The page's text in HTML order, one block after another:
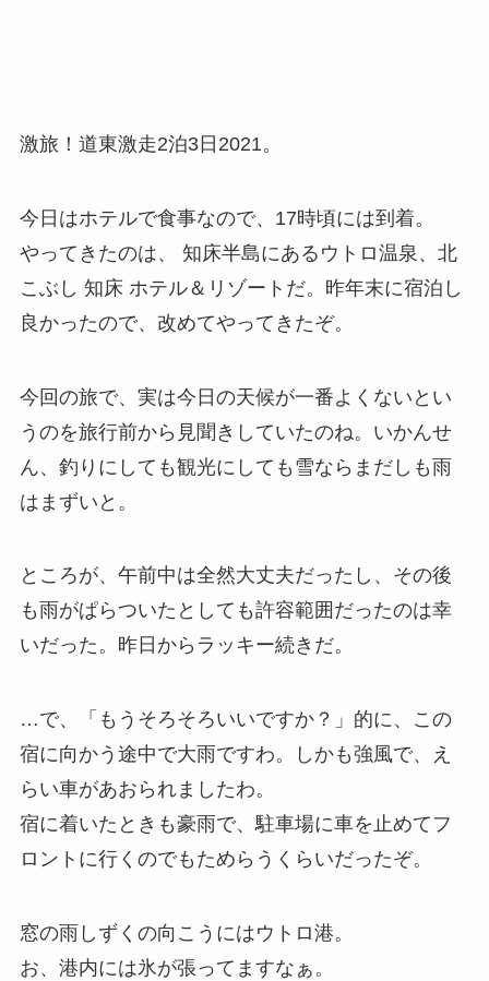
激旅！道東激走2泊3日2021。
今日はホテルで食事なので、17時頃には到着。
やってきたのは、 知床半島にあるウトロ温泉、北
こぶし 知床 ホテル＆リゾートだ。昨年末に宿泊し
良かったので、改めてやってきたぞ。
今回の旅で、実は今日の天候が一番よくないとい
うのを旅行前から見聞きしていたのね。いかんせ
ん、釣りにしても観光にしても雪ならまだしも雨
はまずいと。
ところが、午前中は全然大丈夫だったし、その後
も雨がぱらついたとしても許容範囲だったのは幸
いだった。昨日からラッキー続きだ。
…で、「もうそろそろいいですか？」的に、この
宿に向かう途中で大雨ですわ。しかも強風で、え
らい車があおられましたわ。
宿に着いたときも豪雨で、駐車場に車を止めてフ
ロントに行くのでもためらうくらいだったぞ。
窓の雨しずくの向こうにはウトロ港。
お、港内には氷が張ってますなぁ。